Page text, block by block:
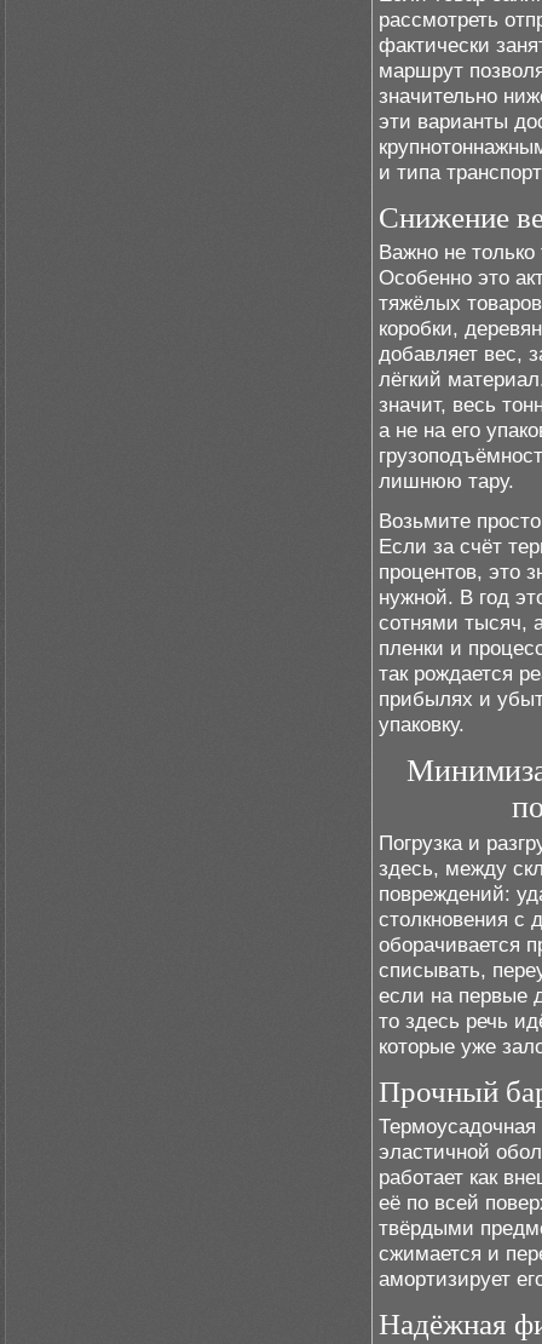
рассмотреть
фактически
маршрут
значительно
эти варианты
и типа
Снижение
Важно не только
Особенно это
тяжёлых
коробки,
добавляет вес,
лёгкий
значит, весь
а не на его
лишнюю тару.
Возьмите
Если за счёт
процентов, это
нужной. В год
сотнями тысяч,
пленки и
так рождается
прибылях и
упаковку.
Погрузка и
здесь, между
повреждений:
столкновения с
оборачивается
списывать,
если на первые
то здесь речь
которые уже
Прочный
Термоусадочная
эластичной
работает как
её по всей
твёрдыми
сжимается и
амортизирует
Надёжная